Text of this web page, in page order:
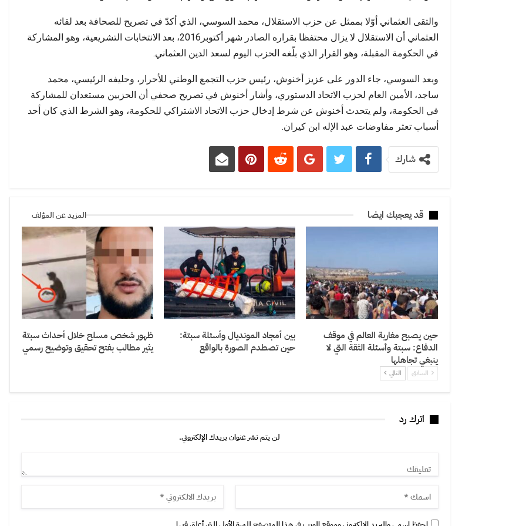
والتقى العثماني أوّلا بممثل عن حزب الاستقلال، محمد السوسي، الذي أكدّ في تصريح للصحافة بعد لقائه
العثماني أن الاستقلال لا يزال محتفظا بقراره الصادر شهر أكتوبر2016، بعد الانتخابات التشريعية، وهو المشاركة
في الحكومة المقبلة، وهو القرار الذي بلّغه الحزب اليوم لسعد الدين العثماني.
وبعد السوسي، جاء الدور على عزيز أخنوش، رئيس حزب التجمع الوطني للأحرار، وحليفه الرئيسي، محمد
ساجد، الأمين العام لحزب الاتحاد الدستوري، وأشار أخنوش في تصريح صحفي أن الحزبين مستعدان للمشاركة
في الحكومة، ولم يتحدث أخنوش عن شرط إدخال حزب الاتحاد الاشتراكي للحكومة، وهو الشرط الذي كان أحد
أسباب تعثر مفاوضات عبد الإله ابن كيران.
شارك
قد يعجبك ايضا المزيد عن المؤلف
حين يصبح مغاربة العالم في موقف
الدفاع: سبتة وأسئلة الثقة التي لا
ينبغي تجاهلها
بين أمجاد المونديال وأسئلة سبتة:
حين تصطدم الصورة بالواقع
ظهور شخص مسلح خلال أحداث سبتة
يثير مطالب بفتح تحقيق وتوضيح رسمي
السابق التالي
اترك رد
لن يتم نشر عنوان بريدك الإلكتروني.